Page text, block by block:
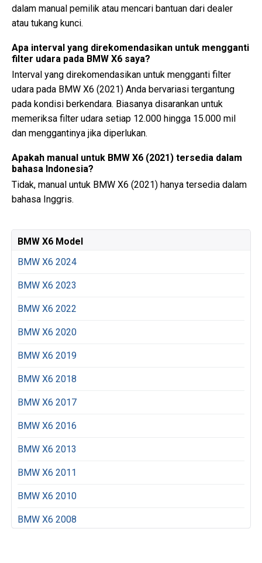
dalam manual pemilik atau mencari bantuan dari dealer
atau tukang kunci.
Apa interval yang direkomendasikan untuk mengganti
filter udara pada BMW X6 saya?
Interval yang direkomendasikan untuk mengganti filter
udara pada BMW X6 (2021) Anda bervariasi tergantung
pada kondisi berkendara. Biasanya disarankan untuk
memeriksa filter udara setiap 12.000 hingga 15.000 mil
dan menggantinya jika diperlukan.
Apakah manual untuk BMW X6 (2021) tersedia dalam
bahasa Indonesia?
Tidak, manual untuk BMW X6 (2021) hanya tersedia dalam
bahasa Inggris.
BMW X6 Model
BMW X6 2024
BMW X6 2023
BMW X6 2022
BMW X6 2020
BMW X6 2019
BMW X6 2018
BMW X6 2017
BMW X6 2016
BMW X6 2013
BMW X6 2011
BMW X6 2010
BMW X6 2008